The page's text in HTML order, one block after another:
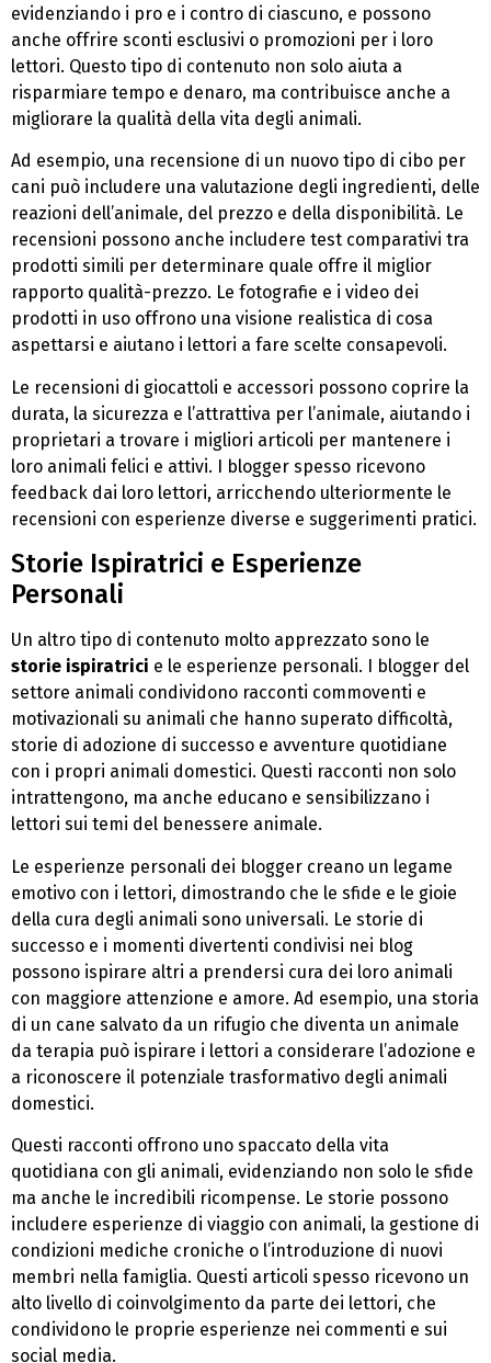
evidenziando i pro e i contro di ciascuno, e possono
anche offrire sconti esclusivi o promozioni per i loro
lettori. Questo tipo di contenuto non solo aiuta a
risparmiare tempo e denaro, ma contribuisce anche a
migliorare la qualità della vita degli animali.
Ad esempio, una recensione di un nuovo tipo di cibo per
cani può includere una valutazione degli ingredienti, delle
reazioni dell’animale, del prezzo e della disponibilità. Le
recensioni possono anche includere test comparativi tra
prodotti simili per determinare quale offre il miglior
rapporto qualità-prezzo. Le fotografie e i video dei
prodotti in uso offrono una visione realistica di cosa
aspettarsi e aiutano i lettori a fare scelte consapevoli.
Le recensioni di giocattoli e accessori possono coprire la
durata, la sicurezza e l’attrattiva per l’animale, aiutando i
proprietari a trovare i migliori articoli per mantenere i
loro animali felici e attivi. I blogger spesso ricevono
feedback dai loro lettori, arricchendo ulteriormente le
recensioni con esperienze diverse e suggerimenti pratici.
Storie Ispiratrici e Esperienze
Personali
Un altro tipo di contenuto molto apprezzato sono le
storie ispiratrici e le esperienze personali. I blogger del
settore animali condividono racconti commoventi e
motivazionali su animali che hanno superato difficoltà,
storie di adozione di successo e avventure quotidiane
con i propri animali domestici. Questi racconti non solo
intrattengono, ma anche educano e sensibilizzano i
lettori sui temi del benessere animale.
Le esperienze personali dei blogger creano un legame
emotivo con i lettori, dimostrando che le sfide e le gioie
della cura degli animali sono universali. Le storie di
successo e i momenti divertenti condivisi nei blog
possono ispirare altri a prendersi cura dei loro animali
con maggiore attenzione e amore. Ad esempio, una storia
di un cane salvato da un rifugio che diventa un animale
da terapia può ispirare i lettori a considerare l’adozione e
a riconoscere il potenziale trasformativo degli animali
domestici.
Questi racconti offrono uno spaccato della vita
quotidiana con gli animali, evidenziando non solo le sfide
ma anche le incredibili ricompense. Le storie possono
includere esperienze di viaggio con animali, la gestione di
condizioni mediche croniche o l’introduzione di nuovi
membri nella famiglia. Questi articoli spesso ricevono un
alto livello di coinvolgimento da parte dei lettori, che
condividono le proprie esperienze nei commenti e sui
social media.